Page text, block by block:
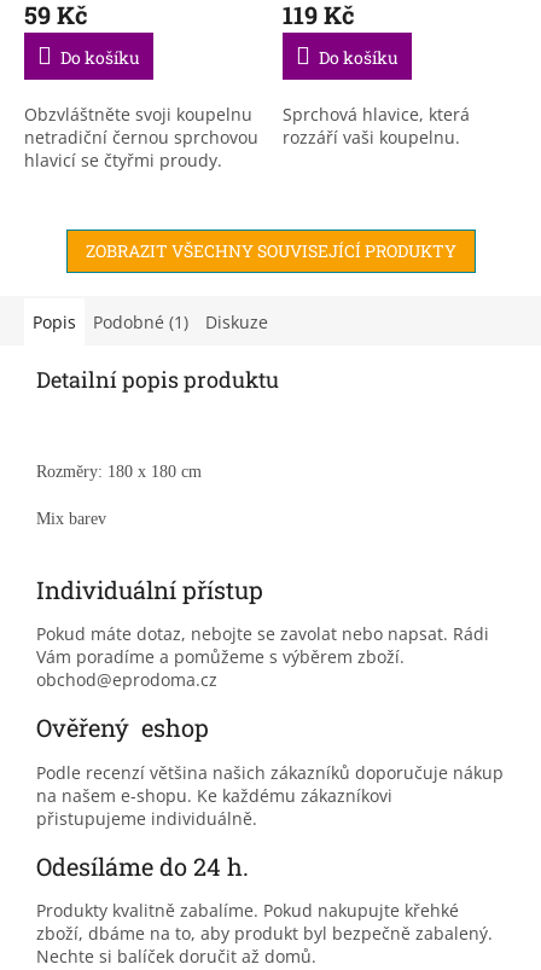
59 Kč
Do košíku
Obzvláštněte svoji koupelnu
netradiční černou sprchovou
hlavicí se čtyřmi proudy.
119 Kč
Do košíku
Sprchová hlavice, která
rozzáří vaši koupelnu.
ZOBRAZIT VŠECHNY SOUVISEJÍCÍ PRODUKTY
Popis Podobné (1) Diskuze
Detailní popis produktu
Rozměry: 180 x 180 cm
Mix barev
Individuální přístup
Pokud máte dotaz, nebojte se zavolat nebo napsat. Rádi
Vám poradíme a pomůžeme s výběrem zboží.
obchod@eprodoma.cz
Ověřený eshop
Podle recenzí většina našich zákazníků doporučuje nákup
na našem e-shopu. Ke každému zákazníkovi
přistupujeme individuálně.
Odesíláme do 24 h.
Produkty kvalitně zabalíme. Pokud nakupujte křehké
zboží, dbáme na to, aby produkt byl bezpečně zabalený.
Nechte si balíček doručit až domů.